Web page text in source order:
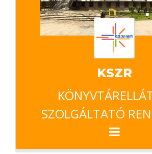
KSZR
SZOLGÁLTATÓ